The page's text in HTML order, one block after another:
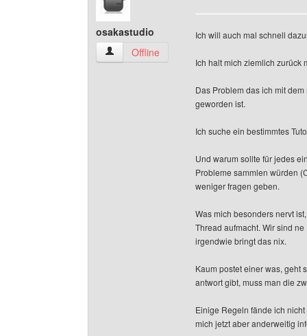
osakastudio
osakastudio Benutzer-Profile anzeigen
Offline
Ich will auch mal schnell
Ich halt mich ziemlich zurück
Das Problem das ich mit
geworden ist.
Ich suche ein bestimmtes
Und warum sollte für jedes
Probleme sammlen würden
weniger fragen geben.
Was mich besonders nervt
Thread aufmacht. Wir sind
irgendwie bringt das nix.
Kaum postet einer was, geht
antwort gibt, muss man die
Einige Regeln fände ich
mich jetzt aber anderweitig